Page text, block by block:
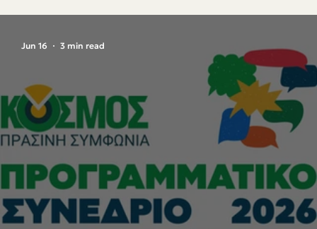
Jun 16 3 min read